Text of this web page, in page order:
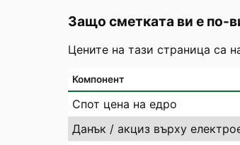
Защо сметката ви е по-
Цените на тази страница са
Компонент
Спот цена на едро
Данък / акциз върху